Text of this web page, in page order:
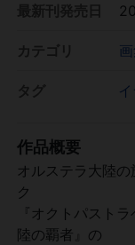
作品概要
オルステラ大陸
ク
『オクトパスト
陸の覇者』の